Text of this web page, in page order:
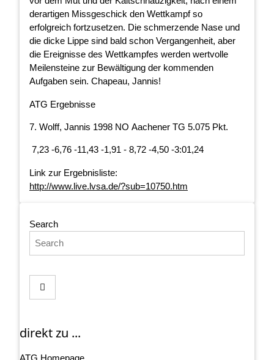
derartigen Missgeschick den Wettkampf so
erfolgreich fortzusetzen. Die schmerzende Nase und
die dicke Lippe sind bald schon Vergangenheit, aber
die Ereignisse des Wettkampfes werden wertvolle
Meilensteine zur Bewältigung der kommenden
Aufgaben sein. Chapeau, Jannis!
ATG Ergebnisse
7. Wolff, Jannis 1998 NO Aachener TG 5.075 Pkt.
7,23 -6,76 -11,43 -1,91 - 8,72 -4,50 -3:01,24
Link zur Ergebnisliste:
http://www.live.lvsa.de/?sub=10750.htm
Search
direkt zu ...
ATG Homepage